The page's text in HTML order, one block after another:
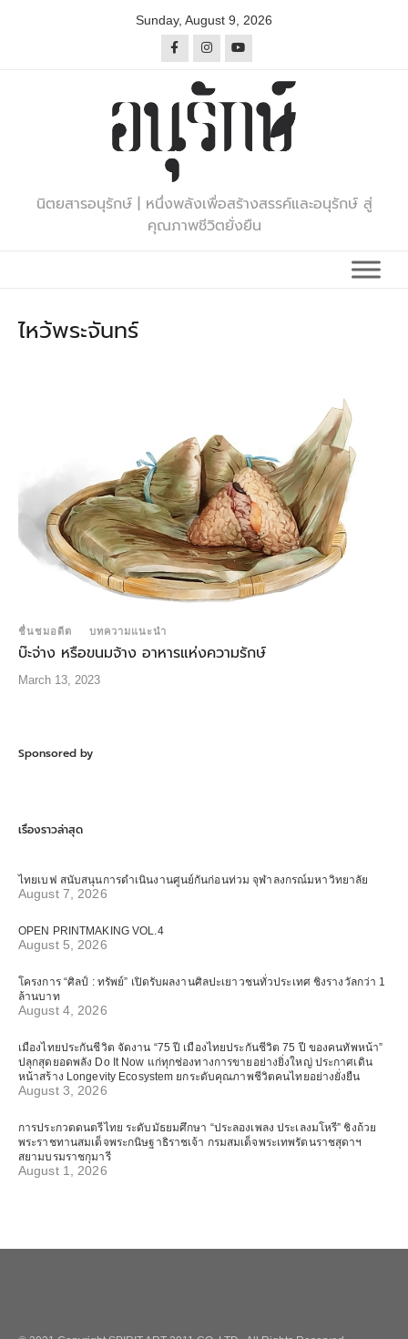
Sunday, August 9, 2026
นิตยสารอนุรักษ์ | หนึ่งพลังเพื่อสร้างสรรค์และอนุรักษ์ สู่
คุณภาพชีวิตยั่งยืน
ไหว้พระจันทร์
ชื่นชมอดีต บทความแนะนำ
บ๊ะจ่าง หรือขนมจ้าง อาหารแห่งความรักษ์
March 13, 2023
Sponsored by
เรื่องราวล่าสุด
ไทยเบฟ สนับสนุนการดำเนินงานศูนย์กันก่อนท่วม จุฬาลงกรณ์มหาวิทยาลัย
August 7, 2026
OPEN PRINTMAKING VOL.4
August 5, 2026
โครงการ “ศิลป์ : ทรัพย์” เปิดรับผลงานศิลปะเยาวชนทั่วประเทศ ชิงรางวัลกว่า 1
ล้านบาท
August 4, 2026
เมืองไทยประกันชีวิต จัดงาน “75 ปี เมืองไทยประกันชีวิต 75 ปี ของคนทัพหน้า”
ปลุกสุดยอดพลัง Do It Now แก่ทุกช่องทางการขายอย่างยิ่งใหญ่ ประกาศเดิน
หน้าสร้าง Longevity Ecosystem ยกระดับคุณภาพชีวิตคนไทยอย่างยั่งยืน
August 3, 2026
การประกวดดนตรีไทย ระดับมัธยมศึกษา “ประลองเพลง ประเลงมโหรี” ชิงถ้วย
พระราชทานสมเด็จพระกนิษฐาธิราชเจ้า กรมสมเด็จพระเทพรัตนราชสุดาฯ
สยามบรมราชกุมารี
August 1, 2026